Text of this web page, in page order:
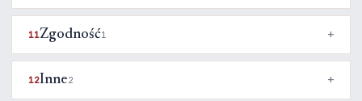
11Zgodność1
12Inne2